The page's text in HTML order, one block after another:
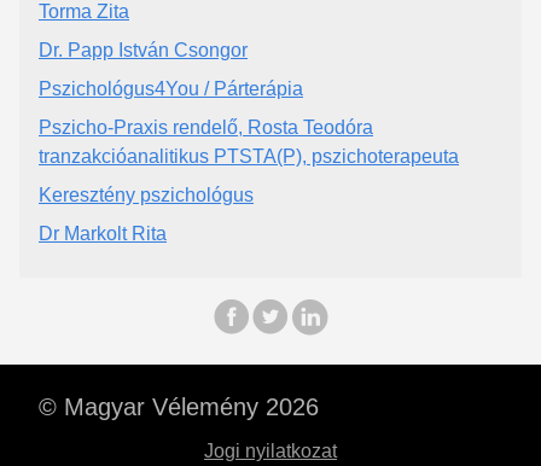
Torma Zita
Dr. Papp István Csongor
Pszichológus4You / Párterápia
Pszicho-Praxis rendelő, Rosta Teodóra
tranzakcióanalitikus PTSTA(P), pszichoterapeuta
Keresztény pszichológus
Dr Markolt Rita
© Magyar Vélemény 2026
Jogi nyilatkozat